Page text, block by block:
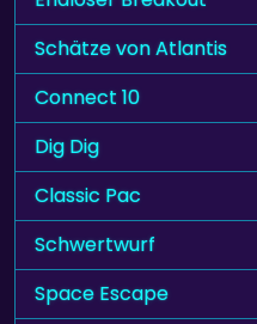
Schätze von Atlantis
Connect 10
Dig Dig
Classic Pac
Schwertwurf
Space Escape